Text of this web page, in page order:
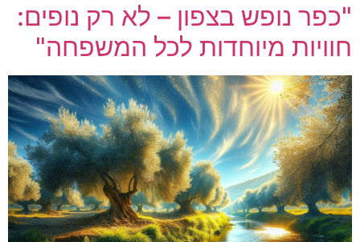
"כפר נופש בצפון – לא רק נופים:
חוויות מיוחדות לכל המשפחה"